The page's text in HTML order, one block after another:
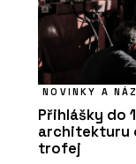
NOVINKY A
Přihlášky do
architekturu
trofej